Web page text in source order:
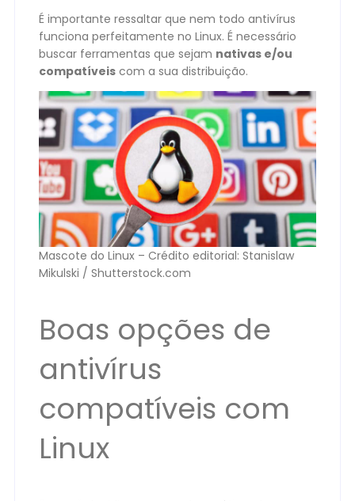
É importante ressaltar que nem todo antivírus
funciona perfeitamente no Linux. É necessário
buscar ferramentas que sejam nativas e/ou
compatíveis com a sua distribuição.
Mascote do Linux – Crédito editorial: Stanislaw
Mikulski / Shutterstock.com
Boas opções de
antivírus
compatíveis com
Linux